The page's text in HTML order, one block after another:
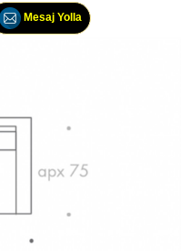
Mesaj Yolla